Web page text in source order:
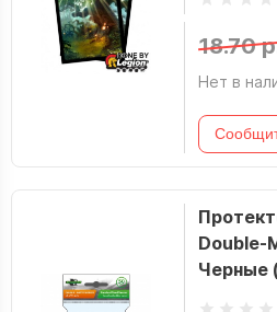
18.70
Нет в
Double-
Черные